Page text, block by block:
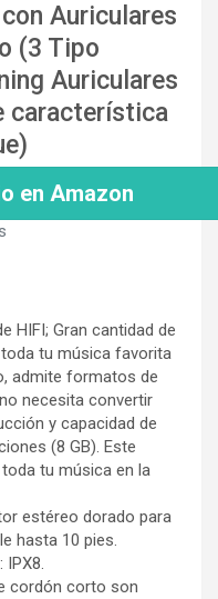
Auriculares
(3 Tipo
Auriculares
característica
en Amazon
HIFI; Gran cantidad de
tu música favorita
admite formatos de
necesita convertir
y capacidad de
(8 GB). Este
tu música en la
estéreo dorado para
hasta 10 pies.
IPX8.
cordón corto son